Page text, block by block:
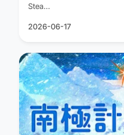
Stea…
2026-06-17